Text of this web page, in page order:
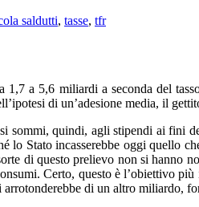
saldutti, tasse, tfr
a 5,6 miliardi a seconda del
di un’adesione media, il
sommi, quindi, agli stipendi ai fini
Stato incasserebbe oggi quello
di questo prelievo non si hanno
Certo, questo è l’obiettivo
di un altro miliardo,